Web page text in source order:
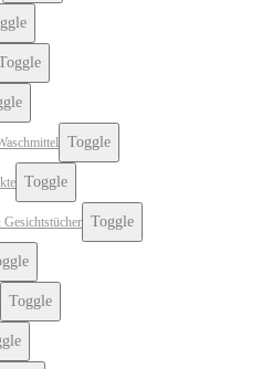
Toggle
Toggle
Toggle
Toggle